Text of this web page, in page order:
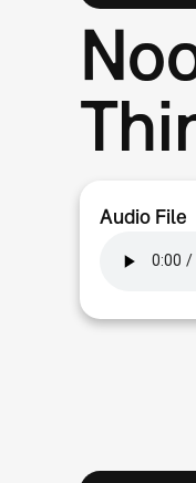
Audio File